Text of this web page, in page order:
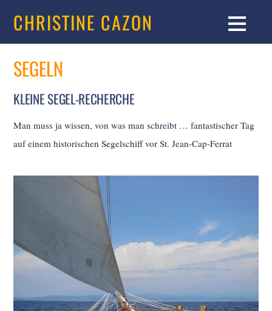
CHRISTINE CAZON
SEGELN
KLEINE SEGEL-RECHERCHE
Man muss ja wissen, von was man schreibt … fantastischer Tag
auf einem historischen Segelschiff vor St. Jean-Cap-Ferrat